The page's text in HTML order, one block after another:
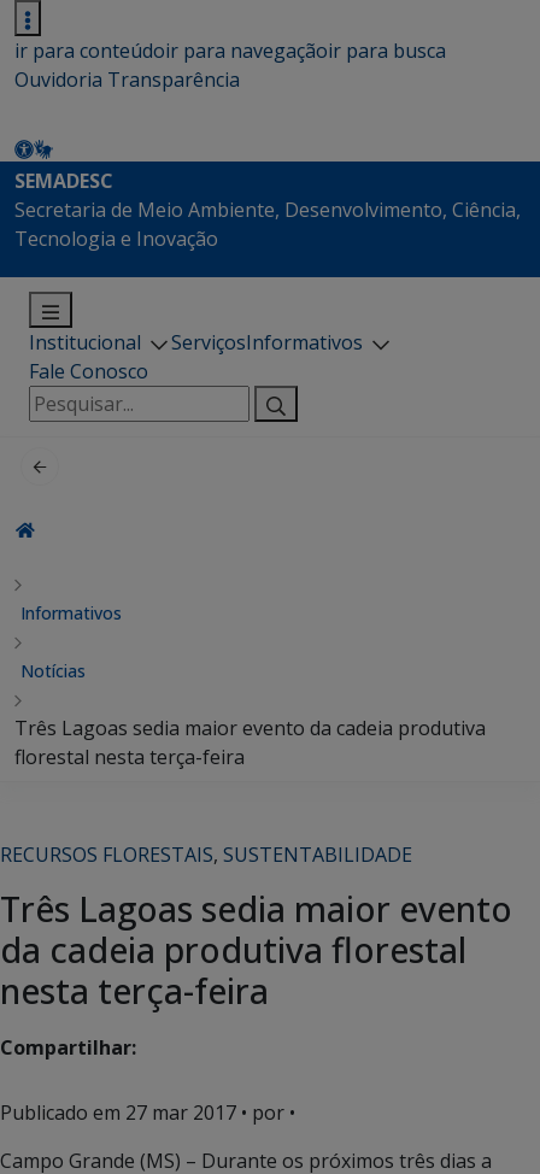
ir para conteúdoir para navegaçãoir para busca
Ouvidoria Transparência
SEMADESC
Secretaria de Meio Ambiente, Desenvolvimento, Ciência,
Tecnologia e Inovação
Institucional ServiçosInformativos
Fale Conosco
Pesquisar
por:
Informativos
Notícias
Três Lagoas sedia maior evento da cadeia produtiva
florestal nesta terça-feira
RECURSOS FLORESTAIS, SUSTENTABILIDADE
Três Lagoas sedia maior evento
da cadeia produtiva florestal
nesta terça-feira
Compartilhar:
Publicado em 27 mar 2017 • por •
Campo Grande (MS) – Durante os próximos três dias a